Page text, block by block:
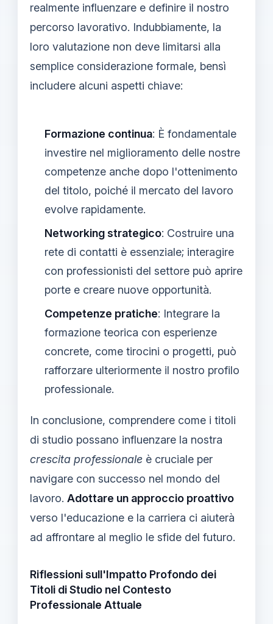
realmente influenzare e definire il nostro
percorso lavorativo. Indubbiamente, la
loro valutazione non deve limitarsi alla
semplice considerazione formale, bensì
includere alcuni aspetti chiave:
Formazione continua: È fondamentale
investire nel miglioramento delle nostre
competenze anche dopo l'ottenimento
del titolo, poiché il mercato del lavoro
evolve rapidamente.
Networking strategico: Costruire una
rete di contatti è essenziale; interagire
con professionisti del settore può aprire
porte e creare nuove opportunità.
Competenze pratiche: Integrare la
formazione teorica con esperienze
concrete, come tirocini o progetti, può
rafforzare ulteriormente il nostro profilo
professionale.
In conclusione, comprendere come i titoli
di studio possano influenzare la nostra
crescita professionale è cruciale per
navigare con successo nel mondo del
lavoro. Adottare un approccio proattivo
verso l'educazione e la carriera ci aiuterà
ad affrontare al meglio le sfide del futuro.
Riflessioni sull'Impatto Profondo dei
Titoli di Studio nel Contesto
Professionale Attuale